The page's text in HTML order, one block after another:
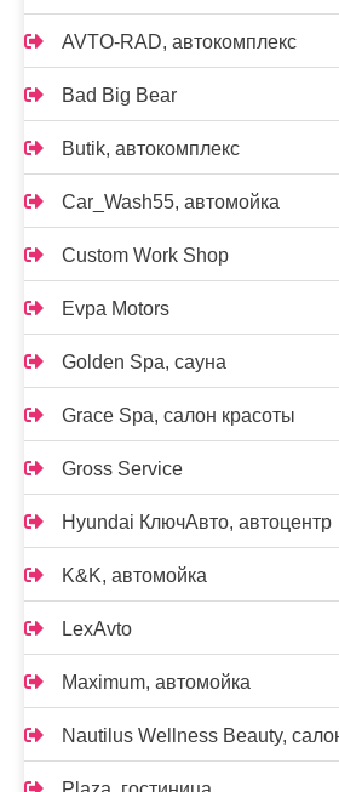
AVTO-RAD, автокомплекс
Bad Big Bear
Butik, автокомплекс
Car_Wash55, автомойка
Custom Work Shop
Evpa Motors
Golden Spa, сауна
Grace Spa, салон красоты
Gross Service
Hyundai КлючАвто, автоцентр
K&K, автомойка
LexAvto
Maximum, автомойка
Nautilus Wellness Beauty,